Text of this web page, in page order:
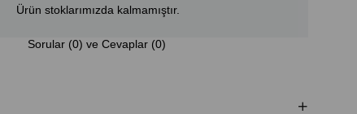
Ürün stoklarımızda kalmamıştır.
Sorular (0) ve Cevaplar (0)